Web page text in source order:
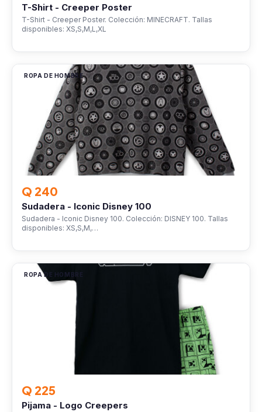
T-Shirt - Creeper Poster
T-Shirt - Creeper Poster. Colección: MINECRAFT. Tallas
disponibles: XS,S,M,L,XL
ROPA DE HOMBRE
Q 240
Sudadera - Iconic Disney 100
Sudadera - Iconic Disney 100. Colección: DISNEY 100. Tallas
disponibles: XS,S,M,…
ROPA DE HOMBRE
Q 225
Pijama - Logo Creepers